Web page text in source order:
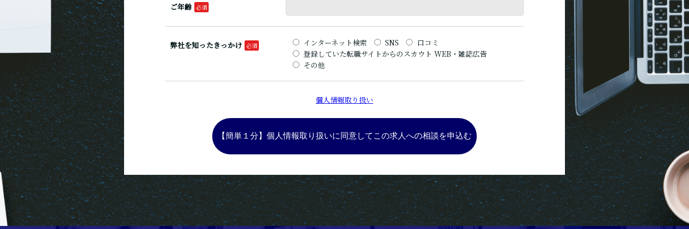
ご年齢
弊社を知ったきっかけ インターネット検索 SNS
口コミ
登録していた転職サイトからのスカウト WEB・雑誌広告
その他
個人情報取り扱い